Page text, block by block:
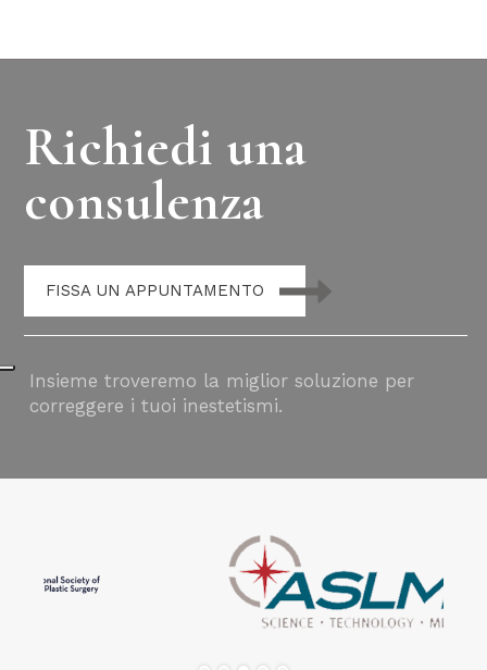
Richiedi una
consulenza
FISSA UN APPUNTAMENTO
Insieme troveremo la miglior soluzione per
correggere i tuoi inestetismi.